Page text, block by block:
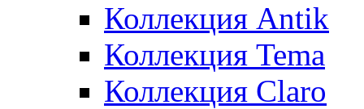
Коллекция Antik
Коллекция Tema
Коллекция Claro